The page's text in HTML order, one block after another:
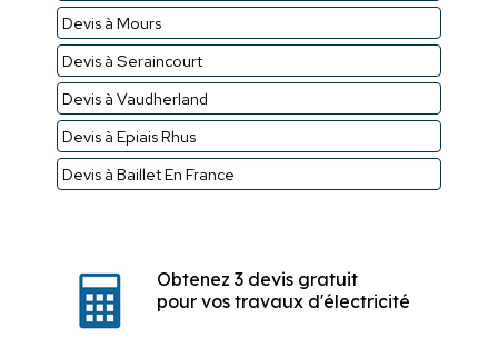
Devis à Mours
Devis à Seraincourt
Devis à Vaudherland
Devis à Epiais Rhus
Devis à Baillet En France
Obtenez 3 devis gratuit
pour vos travaux d'électricité